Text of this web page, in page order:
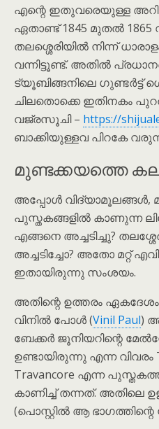
എന്റെ ഇതുവരെയുള്ള
ഏതാണ്ട് 1845 മുതൽ
തലശ്ശെരിയിൽ നിന്ന്
വന്നിട്ടൂണ്ട്. അതിൽ
ട്യൂബിങ്ങനിലെ ഗുണ്ടർട്ട്
ചിലതൊക്കെ ഇതിനകം
വജ്രസൂചി – https://
ബാക്കിയുള്ളവ പിറകേ
മുണ്ടക്കയത്തെ
അപ്പോൾ വിദ്യാമൂലങ്ങൾ,
പുസ്തകങ്ങളിൽ കാണുന്ന
എങ്ങനെ അച്ചടിച്ചു?
അച്ചടിച്ചോ? അതോ മറ്റ്
ഇതായിരുന്നു സംശയം.
അതിന്റെ ഉത്തരം ഏകദേശം
വിനിൽ പോൾ (Vinil Paul)
ബേക്കർ ജൂനിയറിന്റെ
ഉണ്ടായിരുന്നു എന്ന വിവരം
Travancore എന്ന
കാണിച്ച് തന്നത്. അതിലെ
(പൊസ്റ്റിൽ ആ ഭാഗത്തിന്റെ